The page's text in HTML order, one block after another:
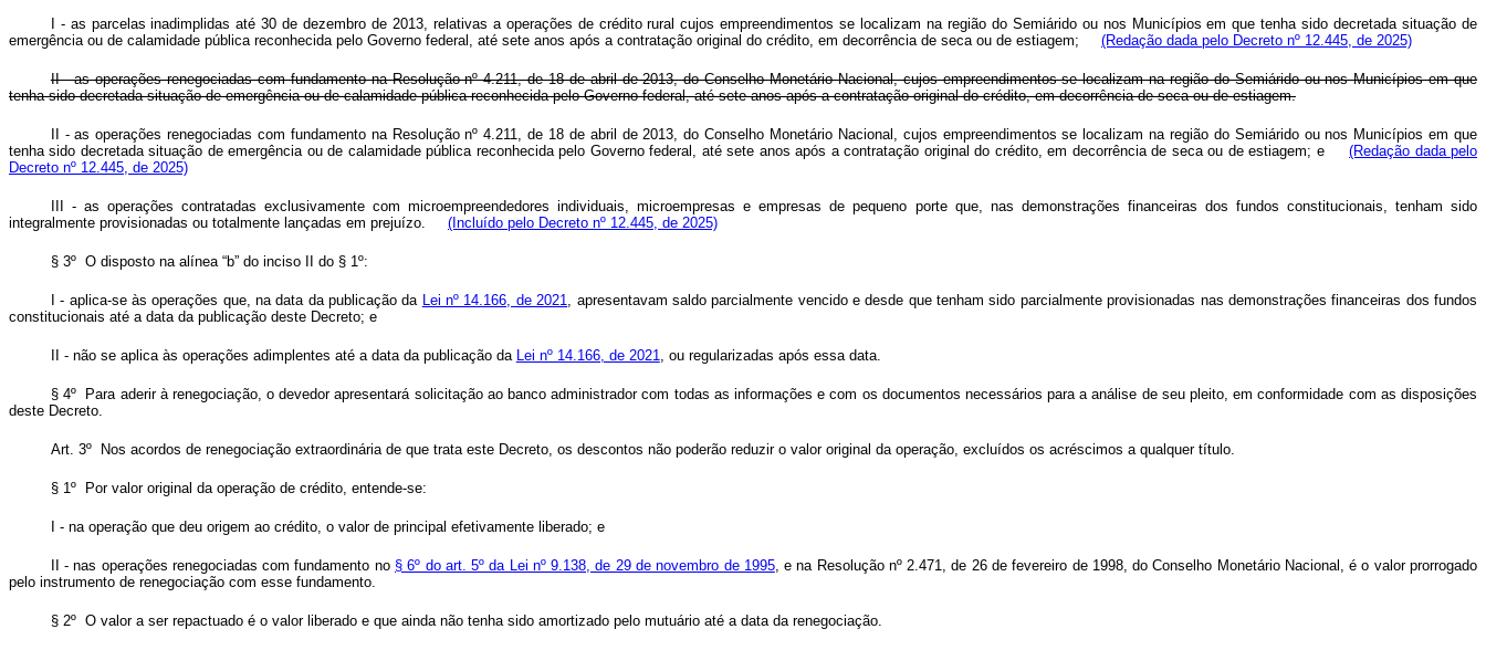
I - as parcelas inadimplidas até 30 de dezembro de 2013, relativas a operações de crédito rural cujos empreendimentos se localizam na região do Semiárido ou nos Municípios em que tenha sido decretada situação de
emergência ou de calamidade pública reconhecida pelo Governo federal, até sete anos após a contratação original do crédito, em decorrência de seca ou de estiagem;
(Redação dada pelo Decreto nº 12.445, de 2025)
II - as operações renegociadas com fundamento na Resolução nº 4.211, de 18 de abril de 2013, do Conselho Monetário Nacional, cujos empreendimentos se localizam na região do Semiárido ou nos Municípios em que
tenha sido decretada situação de emergência ou de calamidade pública reconhecida pelo Governo federal, até sete anos após a contratação original do crédito, em decorrência de seca ou de estiagem.
II - as operações renegociadas com fundamento na Resolução nº 4.211, de 18 de abril de 2013, do Conselho Monetário Nacional, cujos empreendimentos se localizam na região do Semiárido ou nos Municípios em que
tenha sido decretada situação de emergência ou de calamidade pública reconhecida pelo Governo federal, até sete anos após a contratação original do crédito, em decorrência de seca ou de estiagem; e
(Redação dada pelo
Decreto nº 12.445, de 2025)
III - as operações contratadas exclusivamente com microempreendedores individuais, microempresas e empresas de pequeno porte que, nas demonstrações financeiras dos fundos constitucionais, tenham sido
integralmente provisionadas ou totalmente lançadas em prejuízo.
(Incluído pelo Decreto nº 12.445, de 2025)
§ 3º O disposto na alínea “b” do inciso II do § 1º:
I - aplica-se às operações que, na data da publicação da Lei nº 14.166, de 2021, apresentavam saldo parcialmente vencido e desde que tenham sido parcialmente provisionadas nas demonstrações financeiras dos fundos
constitucionais até a data da publicação deste Decreto; e
II - não se aplica às operações adimplentes até a data da publicação da Lei nº 14.166, de 2021, ou regularizadas após essa data.
§ 4º Para aderir à renegociação, o devedor apresentará solicitação ao banco administrador com todas as informações e com os documentos necessários para a análise de seu pleito, em conformidade com as disposições
deste Decreto.
Art. 3º Nos acordos de renegociação extraordinária de que trata este Decreto, os descontos não poderão reduzir o valor original da operação, excluídos os acréscimos a qualquer título.
§ 1º Por valor original da operação de crédito, entende-se:
I - na operação que deu origem ao crédito, o valor de principal efetivamente liberado; e
II - nas operações renegociadas com fundamento no § 6º do art. 5º da Lei nº 9.138, de 29 de novembro de 1995, e na Resolução nº 2.471, de 26 de fevereiro de 1998, do Conselho Monetário Nacional, é o valor prorrogado
pelo instrumento de renegociação com esse fundamento.
§ 2º O valor a ser repactuado é o valor liberado e que ainda não tenha sido amortizado pelo mutuário até a data da renegociação.